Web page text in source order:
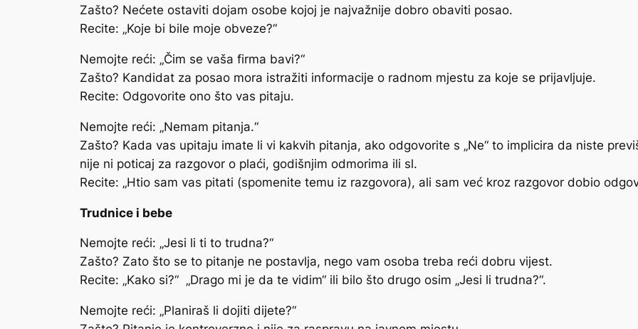
Zašto? Nećete ostaviti dojam osobe kojoj je najvažnije dobro obaviti posao.
Recite: „Koje bi bile moje obveze?“
Nemojte reći: „Čim se vaša firma bavi?“
Zašto? Kandidat za posao mora istražiti informacije o radnom mjestu za koje se prijavljuje.
Recite: Odgovorite ono što vas pitaju.
Nemojte reći: „Nemam pitanja.“
Zašto? Kada vas upitaju imate li vi kakvih pitanja, ako odgovorite s „Ne“ to implicira da niste
nije ni poticaj za razgovor o plaći, godišnjim odmorima ili sl.
Recite: „Htio sam vas pitati (spomenite temu iz razgovora), ali sam već kroz razgovor dobio
Trudnice i bebe
Nemojte reći: „Jesi li ti to trudna?“
Zašto? Zato što se to pitanje ne postavlja, nego vam osoba treba reći dobru vijest.
Recite: „Kako si?“ „Drago mi je da te vidim“ ili bilo što drugo osim „Jesi li trudna?“.
Nemojte reći: „Planiraš li dojiti dijete?“